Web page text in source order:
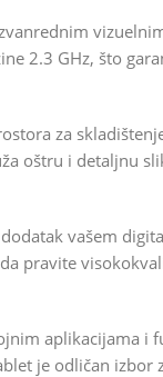
2.3 GHz, što
za
oštru i detaljnu
vašem
pravite
aplikacijama i
je odličan izbor